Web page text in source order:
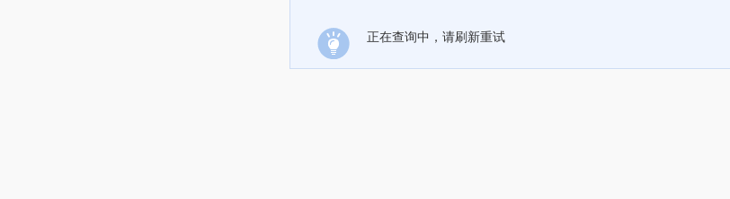
正在查询中，请刷新重试